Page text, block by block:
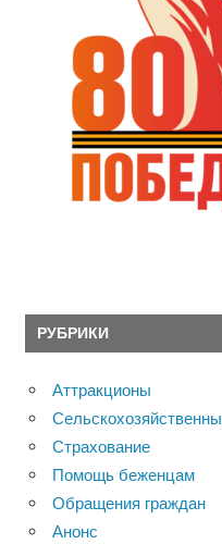
РУБРИКИ
Аттракционы
Страхование
Помощь беженцам
Обращения граждан
Анонс